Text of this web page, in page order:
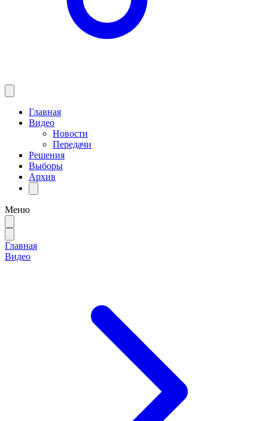
Главная
Видео
Новости
Передачи
Решения
Выборы
Архив
Меню
Главная
Видео